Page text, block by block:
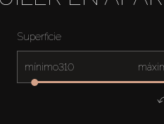
Superficie
mínimo